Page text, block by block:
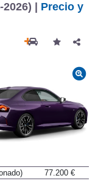
| Precio y
77.200 €